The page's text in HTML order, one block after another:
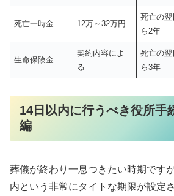
死亡一時金 12万～32万円
死亡の翌
ら2年
生命保険金
契約内容によ
る
死亡の翌
ら3年
14日以内に行うべき役所手
編
葬儀が終わり一息つきたい時期です
内という非常にタイトな期限が設定